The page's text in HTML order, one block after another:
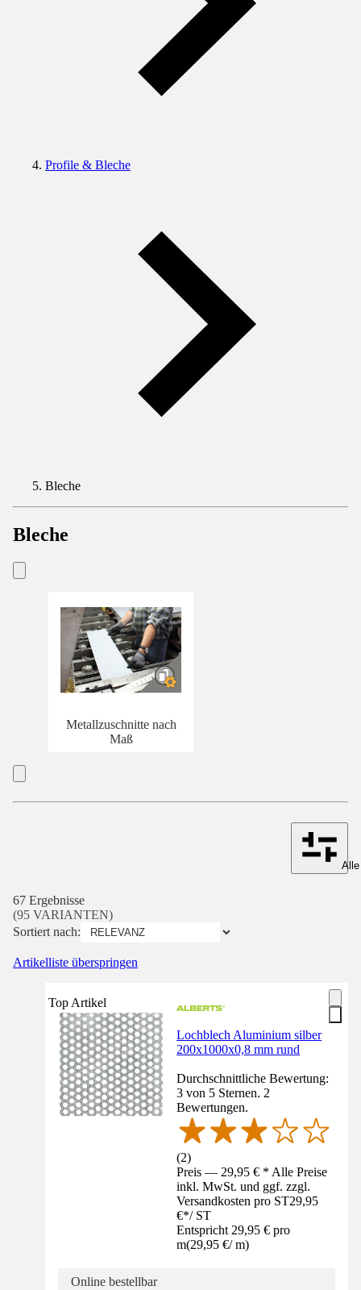
Profile & Bleche
Bleche
Bleche
Metallzuschnitte nach
Maß
67 Ergebnisse
(95 VARIANTEN)
Sortiert nach:
Artikelliste überspringen
Top Artikel
Lochblech Aluminium silber
200x1000x0,8 mm rund
Durchschnittliche Bewertung:
3 von 5 Sternen. 2
Bewertungen.
(2)
Preis — 29,95 € * Alle Preise
inkl. MwSt. und ggf. zzgl.
Versandkosten pro ST29,95
€*/ ST
Entspricht 29,95 € pro
m(29,95 €/ m)
Online bestellbar